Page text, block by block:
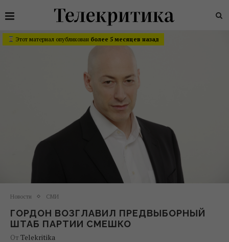
Этот материал опубликован более 5 месяцев назад
Новости СМИ
ГОРДОН ВОЗГЛАВИЛ ПРЕДВЫБОРНЫЙ
ШТАБ ПАРТИИ СМЕШКО
От Telekritika